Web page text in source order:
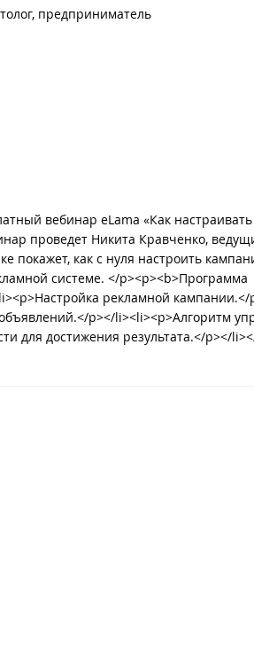
предприниматель
вебинар eLama «Как настраивать
проведет Никита Кравченко,
покажет, как с нуля настроить
системе. </p><p><b>Программа
рекламной
p></li><li><p>Алгоритм
для достижения результата.</p></